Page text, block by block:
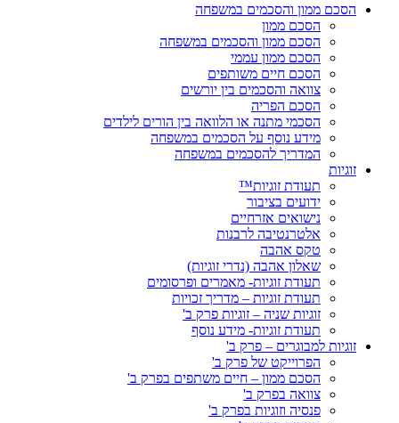
הסכם ממון והסכמים במשפחה
הסכם ממון
הסכם ממון והסכמים במשפחה
הסכם ממון עממי
הסכם חיים משותפים
צוואה והסכמים בין יורשים
הסכם הפריה
הסכמי מתנה או הלוואה בין הורים לילדים
מידע נוסף על הסכמים במשפחה
המדריך להסכמים במשפחה
זוגיות
תעודת זוגיות™
ידועים בציבור
נישואים אזרחיים
אלטרנטיבה לרבנות
טקס אהבה
שאלון אהבה (נדרי זוגיות)
תעודת זוגיות- מאמרים ופרסומים
תעודת זוגיות – מדריך זכויות
זוגיות שניה – זוגיות פרק ב'
תעודת זוגיות- מידע נוסף
זוגיות למבוגרים – פרק ב'
הפרוייקט של פרק ב'
הסכם ממון – חיים משתפים בפרק ב'
צוואה בפרק ב'
פנסיה וזוגיות בפרק ב'